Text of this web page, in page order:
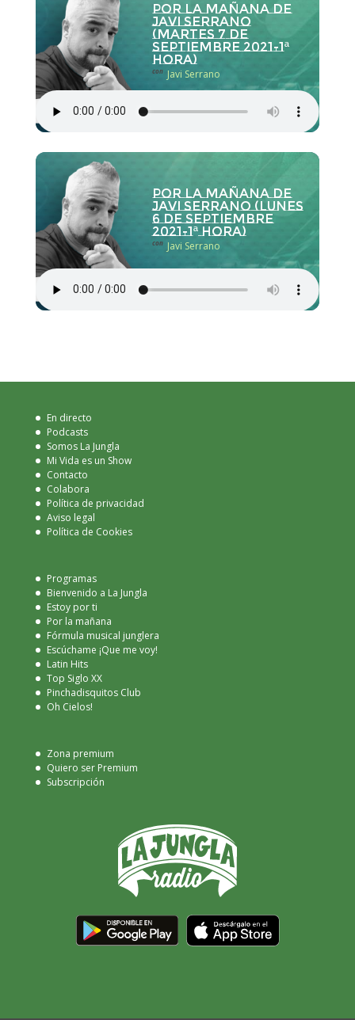
Por la Mañana de
Javi Serrano
(martes 7 de
septiembre 2021-1ª
hora)
con Javi Serrano
Por la Mañana de
Javi Serrano (lunes
6 de septiembre
2021-1ª hora)
con Javi Serrano
En directo
Podcasts
Somos La Jungla
Mi Vida es un Show
Contacto
Colabora
Política de privacidad
Aviso legal
Política de Cookies
Programas
Bienvenido a La Jungla
Estoy por ti
Por la mañana
Fórmula musical junglera
Escúchame ¡Que me voy!
Latin Hits
Top Siglo XX
Pinchadisquitos Club
Oh Cielos!
Zona premium
Quiero ser Premium
Subscripción